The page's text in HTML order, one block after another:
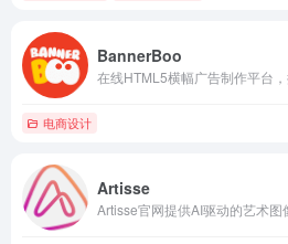
BannerBoo
电商设计
Artisse